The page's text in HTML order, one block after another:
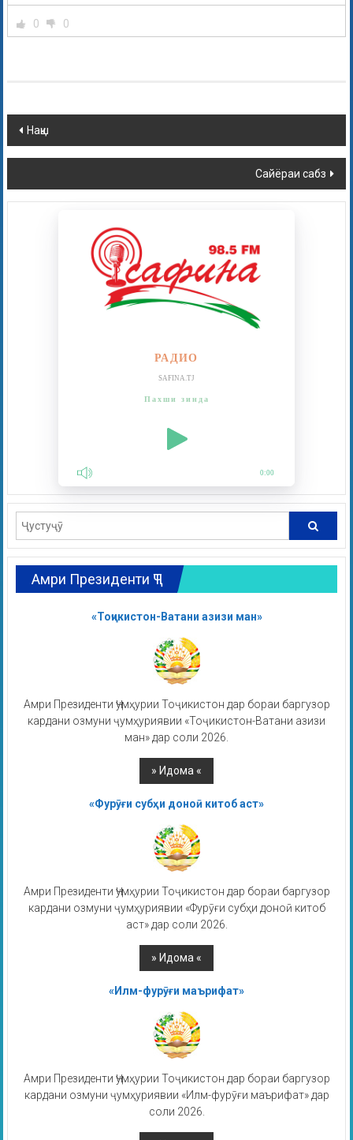
0 0
Нақш
Сайёраи сабз
РАДИО
SAFINA.TJ
Пахши зинда
0:00
Амри Президенти ҶТ
«Тоҷикистон-Ватани азизи ман»
Амри Президенти Ҷумҳурии Тоҷикистон дар бораи баргузор
кардани озмуни ҷумҳуриявии «Тоҷикистон-Ватани азизи
ман» дар соли 2026.
«Фурӯғи субҳи доноӣ китоб аст»
Амри Президенти Ҷумҳурии Тоҷикистон дар бораи баргузор
кардани озмуни ҷумҳуриявии «Фурӯғи субҳи доноӣ китоб
аст» дар соли 2026.
«Илм-фурӯғи маърифат»
Амри Президенти Ҷумҳурии Тоҷикистон дар бораи баргузор
кардани озмуни ҷумҳуриявии «Илм-фурӯғи маърифат» дар
соли 2026.